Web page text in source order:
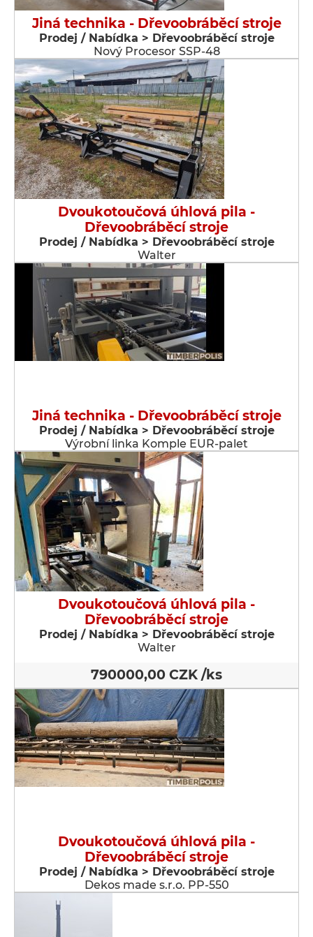
Jiná technika - Dřevoobráběcí stroje
Prodej / Nabídka > Dřevoobráběcí stroje
Nový Procesor SSP-48
Dvoukotoučová úhlová pila -
Dřevoobráběcí stroje
Prodej / Nabídka > Dřevoobráběcí stroje
Walter
Jiná technika - Dřevoobráběcí stroje
Prodej / Nabídka > Dřevoobráběcí stroje
Výrobní linka Komple EUR-palet
Dvoukotoučová úhlová pila -
Dřevoobráběcí stroje
Prodej / Nabídka > Dřevoobráběcí stroje
Walter
790000,00 CZK /ks
Dvoukotoučová úhlová pila -
Dřevoobráběcí stroje
Prodej / Nabídka > Dřevoobráběcí stroje
Dekos made s.r.o. PP-550